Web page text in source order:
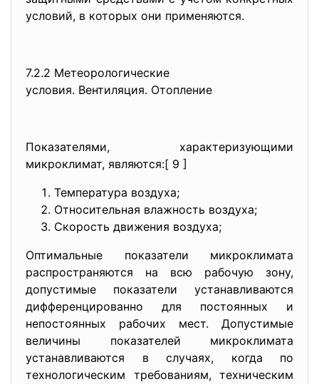
условий, в которых они применяются.
7.2.2 Метеорологические
условия. Вентиляция. Отопление
Показателями, характеризующими
микроклимат, являются:[ 9 ]
Температура воздуха;
Относительная влажность воздуха;
Скорость движения воздуха;
Оптимальные показатели микроклимата
распространяются на всю рабочую зону,
допустимые показатели устанавливаются
дифференцированно для постоянных и
непостоянных рабочих мест. Допустимые
величины показателей микроклимата
устанавливаются в случаях, когда по
технологическим требованиям, техническим